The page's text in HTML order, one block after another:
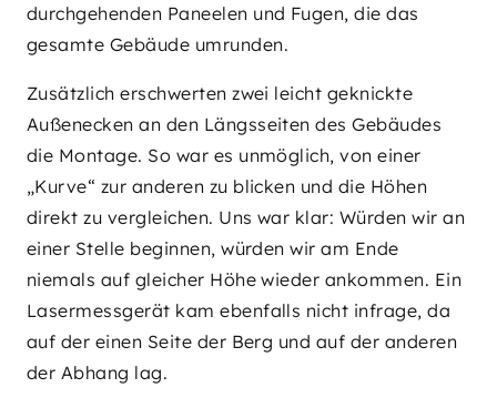
durchgehenden Paneelen und Fugen, die das
gesamte Gebäude umrunden.
Zusätzlich erschwerten zwei leicht geknickte
Außenecken an den Längsseiten des Gebäudes
die Montage. So war es unmöglich, von einer
„Kurve“ zur anderen zu blicken und die Höhen
direkt zu vergleichen. Uns war klar: Würden wir an
einer Stelle beginnen, würden wir am Ende
niemals auf gleicher Höhe wieder ankommen. Ein
Lasermessgerät kam ebenfalls nicht infrage, da
auf der einen Seite der Berg und auf der anderen
der Abhang lag.